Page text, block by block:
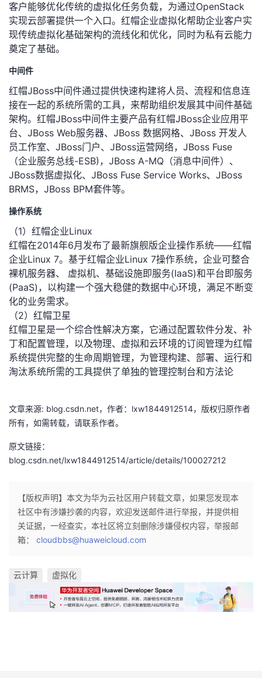
藏
客户能够优化传统的虚拟化任务负载，为通过OpenStack
实现云部署提供一个入口。红帽企业虚拟化帮助企业客户实
现传统虚拟化基础架构的流线化和优化，同时为私有云能力
奠定了基础。
中间件
红帽JBoss中间件通过提供快速构建将人员、流程和信息连
接在一起的系统所需的工具，来帮助组织发展其中间件基础
架构。红帽JBoss中间件主要产品有红帽JBoss企业应用平
台、JBoss Web服务器、JBoss 数据网格、JBoss 开发人
员工作室、JBoss门户、JBoss运营网络，JBoss Fuse
（企业服务总线-ESB)，JBoss A-MQ（消息中间件）、
JBoss数据虚拟化、JBoss Fuse Service Works、JBoss
BRMS，JBoss BPM套件等。
操作系统
（1）红帽企业Linux
红帽在2014年6月发布了最新旗舰版企业操作系统——红帽
企业Linux 7。基于红帽企业Linux 7操作系统，企业可整合
裸机服务器、 虚拟机、基础设施即服务(IaaS)和平台即服务
(PaaS)，以构建一个强大稳健的数据中心环境，满足不断变
化的业务需求。
（2）红帽卫星
红帽卫星是一个综合性解决方案，它通过配置软件分发、补
丁和配置管理，以及物理、虚拟和云环境的订阅管理为红帽
系统提供完整的生命周期管理，为管理构建、部署、运行和
淘汰系统所需的工具提供了单独的管理控制台和方法论
文章来源: blog.csdn.net，作者：lxw1844912514，版权归原作者
所有，如需转载，请联系作者。
原文链接：
blog.csdn.net/lxw1844912514/article/details/100027212
【版权声明】本文为华为云社区用户转载文章，如果您发现本
社区中有涉嫌抄袭的内容，欢迎发送邮件进行举报，并提供相
关证据，一经查实，本社区将立刻删除涉嫌侵权内容，举报邮
箱： cloudbbs@huaweicloud.com
云计算 虚拟化